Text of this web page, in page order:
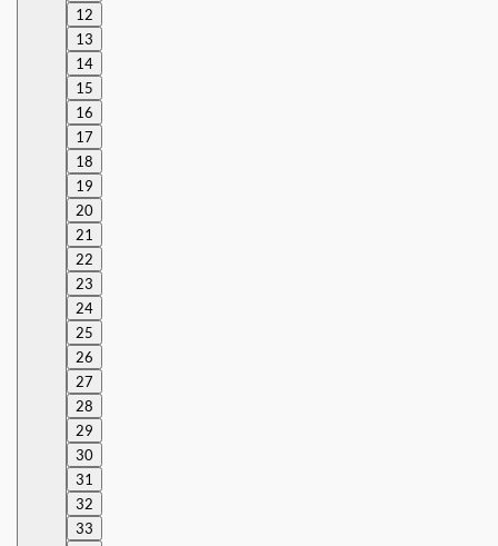
12
13
14
15
16
17
18
19
20
21
22
23
24
25
26
27
28
29
30
31
32
33